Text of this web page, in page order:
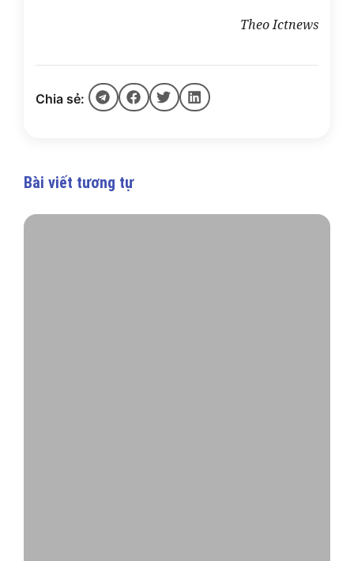
Theo Ictnews
Chia sẻ:
Bài viết tương tự